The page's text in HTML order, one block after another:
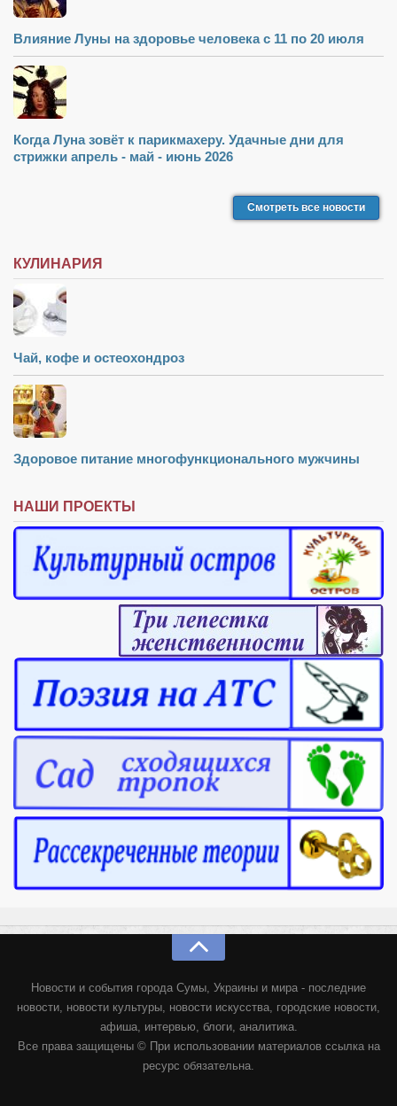
Влияние Луны на здоровье человека с 11 по 20 июля
Когда Луна зовёт к парикмахеру. Удачные дни для
стрижки апрель - май - июнь 2026
Смотреть все новости
КУЛИНАРИЯ
Чай, кофе и остеохондроз
Здоровое питание многофункционального мужчины
НАШИ ПРОЕКТЫ
Новости и события города Сумы, Украины и мира - последние
новости, новости культуры, новости искусства, городские новости,
афиша, интервью, блоги, аналитика.
Все права защищены © При использовании материалов ссылка на
ресурс обязательна.